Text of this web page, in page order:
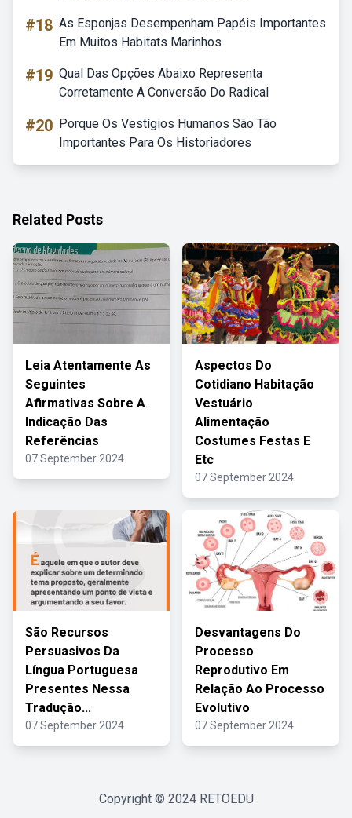
#18 As Esponjas Desempenham Papéis Importantes
Em Muitos Habitats Marinhos
#19 Qual Das Opções Abaixo Representa
Corretamente A Conversão Do Radical
#20 Porque Os Vestígios Humanos São Tão
Importantes Para Os Historiadores
Related Posts
Leia Atentamente As
Seguintes
Afirmativas Sobre A
Indicação Das
Referências
07 September 2024
Aspectos Do
Cotidiano Habitação
Vestuário
Alimentação
Costumes Festas E
Etc
07 September 2024
São Recursos
Persuasivos Da
Língua Portuguesa
Presentes Nessa
Tradução...
07 September 2024
Desvantagens Do
Processo
Reprodutivo Em
Relação Ao Processo
Evolutivo
07 September 2024
Copyright © 2024 RETOEDU